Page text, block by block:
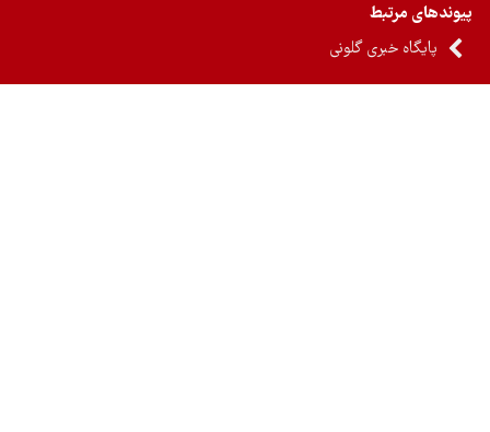
مرتبط
پایگاه خبری گلونی